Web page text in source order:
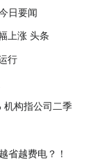
日要闻
上涨 头条
行
机构指公司二季
省越费电？！